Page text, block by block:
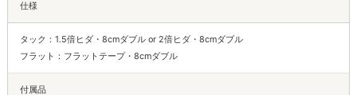
仕様
タック：1.5倍ヒダ・8cmダブル or 2倍ヒダ・8cmダブル
フラット：フラットテープ・8cmダブル
付属品